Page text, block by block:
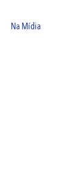
Na Mídia